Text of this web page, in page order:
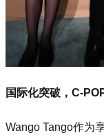
国际化突破，C-
Wango Tango作为